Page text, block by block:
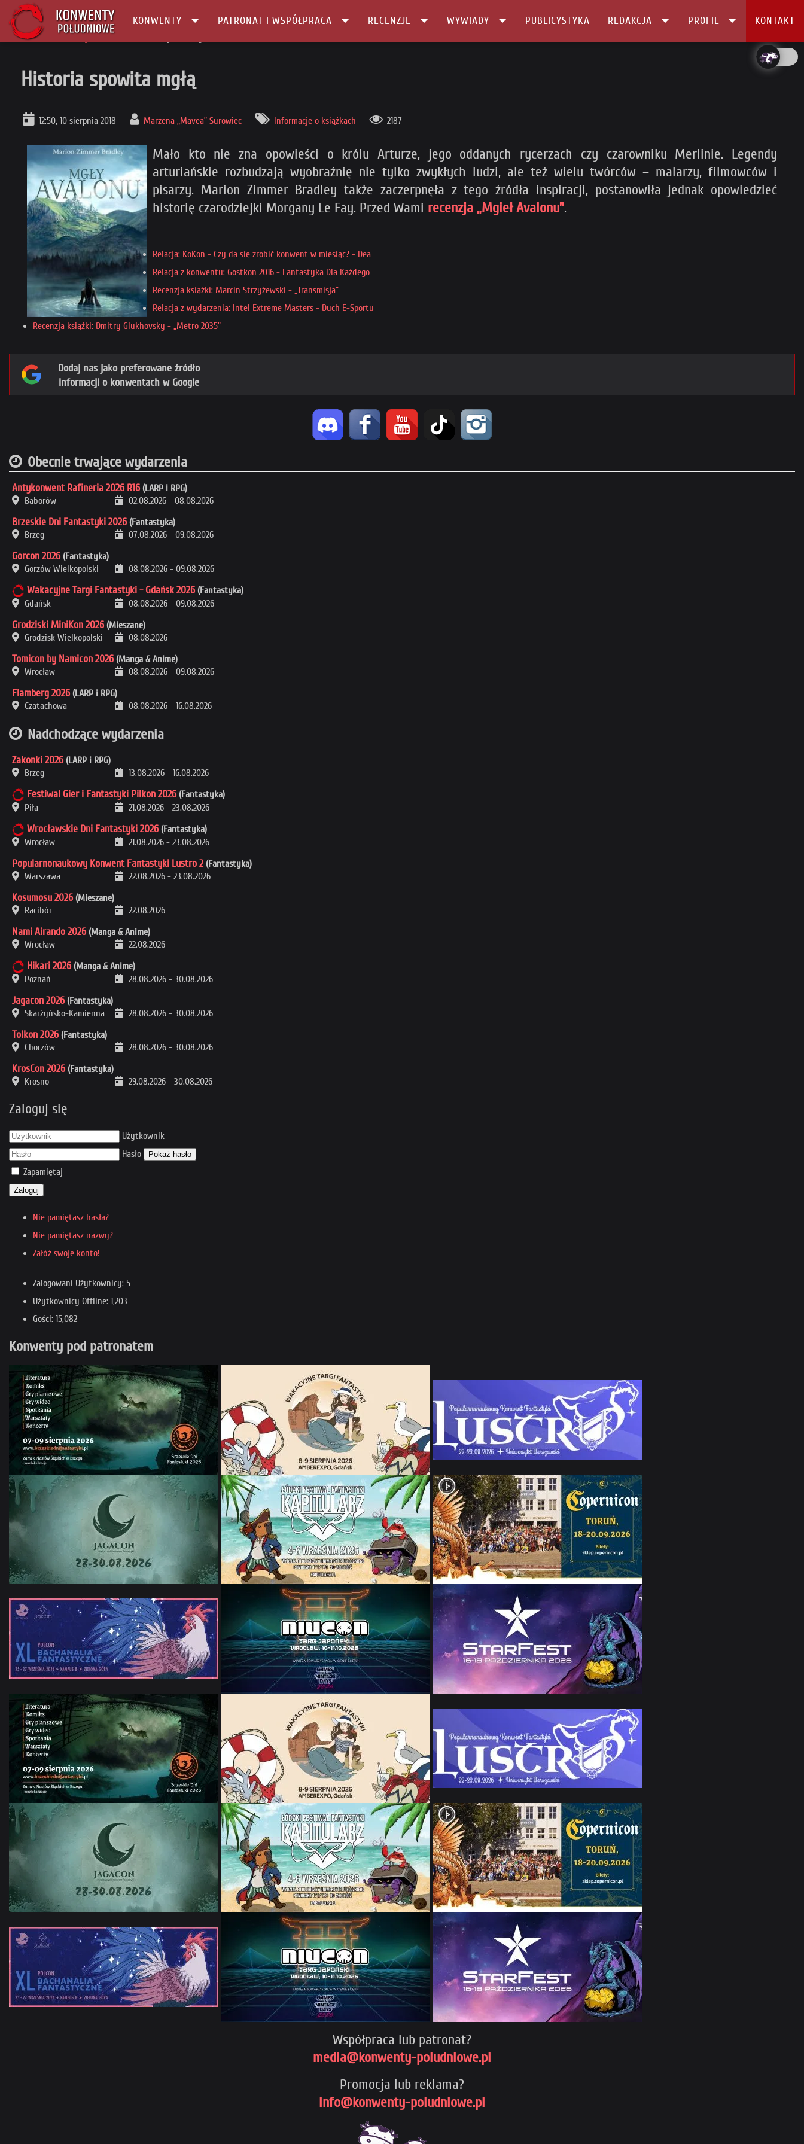
KONWENTY PATRONAT I WSPÓŁPRACA RECENZJE WYWIADY PUBLICYSTYKA REDAKCJA PROFIL KONTAKT
Główna
Historia spowita mgłą
12:50, 10 sierpnia 2018 Marzena „Mavea” Surowiec Informacje o książkach 2187
Mało kto nie zna opowieści o królu Arturze, jego oddanych rycerzach czy czarowniku Merlinie. Legendy
arturiańskie rozbudzają wyobraźnię nie tylko zwykłych ludzi, ale też wielu twórców – malarzy, filmowców i
pisarzy. Marion Zimmer Bradley także zaczerpnęła z tego źródła inspiracji, postanowiła jednak opowiedzieć
historię czarodziejki Morgany Le Fay. Przed Wami recenzja „Mgieł Avalonu”.
Relacja: KoKon - Czy da się zrobić konwent w miesiąc? - Dea
Relacja z konwentu: Gostkon 2016 - Fantastyka Dla Każdego
Recenzja książki: Marcin Strzyżewski - „Transmisja”
Relacja z wydarzenia: Intel Extreme Masters - Duch E-Sportu
Recenzja książki: Dmitry Glukhovsky - „Metro 2035”
Dodaj nas jako preferowane źródło
informacji o konwentach w Google
Obecnie trwające wydarzenia
Antykonwent Rafineria 2026 R16 (LARP i RPG)
Baborów
02.08.2026 - 08.08.2026
Brzeskie Dni Fantastyki 2026 (Fantastyka)
Brzeg
07.08.2026 - 09.08.2026
Gorcon 2026 (Fantastyka)
Gorzów Wielkopolski
08.08.2026 - 09.08.2026
Wakacyjne Targi Fantastyki - Gdańsk 2026 (Fantastyka)
Gdańsk
08.08.2026 - 09.08.2026
Grodziski MiniKon 2026 (Mieszane)
Grodzisk Wielkopolski
08.08.2026
Tomicon by Namicon 2026 (Manga & Anime)
Wrocław
08.08.2026 - 09.08.2026
Flamberg 2026 (LARP i RPG)
Czatachowa
08.08.2026 - 16.08.2026
Nadchodzące wydarzenia
Zakonki 2026 (LARP i RPG)
Brzeg
13.08.2026 - 16.08.2026
Festiwal Gier i Fantastyki Pilkon 2026 (Fantastyka)
Piła
21.08.2026 - 23.08.2026
Wrocławskie Dni Fantastyki 2026 (Fantastyka)
Wrocław
21.08.2026 - 23.08.2026
Popularnonaukowy Konwent Fantastyki Lustro 2 (Fantastyka)
Warszawa
22.08.2026 - 23.08.2026
Kosumosu 2026 (Mieszane)
Racibór
22.08.2026
Nami Airando 2026 (Manga & Anime)
Wrocław
22.08.2026
Hikari 2026 (Manga & Anime)
Poznań
28.08.2026 - 30.08.2026
Jagacon 2026 (Fantastyka)
Skarżyńsko-Kamienna
28.08.2026 - 30.08.2026
Tolkon 2026 (Fantastyka)
Chorzów
28.08.2026 - 30.08.2026
KrosCon 2026 (Fantastyka)
Krosno
29.08.2026 - 30.08.2026
Zaloguj się
Użytkownik
Hasło
Pokaż hasło
Zapamiętaj
Zaloguj
Nie pamiętasz hasła?
Nie pamiętasz nazwy?
Załóż swoje konto!
Zalogowani Użytkownicy: 5
Użytkownicy Offline: 1,203
Gości: 15,082
Konwenty pod patronatem
Współpraca lub patronat?
media@konwenty-poludniowe.pl
Promocja lub reklama?
info@konwenty-poludniowe.pl